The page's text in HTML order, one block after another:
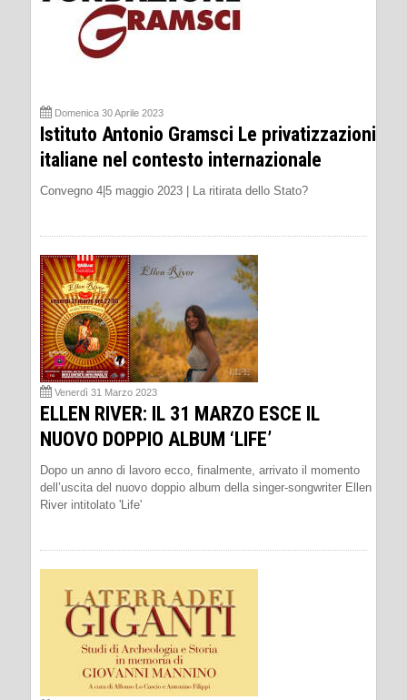
Domenica 30 Aprile 2023
Istituto Antonio Gramsci Le privatizzazioni
italiane nel contesto internazionale
Convegno 4|5 maggio 2023 | La ritirata dello Stato?
Venerdì 31 Marzo 2023
ELLEN RIVER: IL 31 MARZO ESCE IL
NUOVO DOPPIO ALBUM ‘LIFE’
Dopo un anno di lavoro ecco, finalmente, arrivato il momento
dell’uscita del nuovo doppio album della singer-songwriter Ellen
River intitolato 'Life'